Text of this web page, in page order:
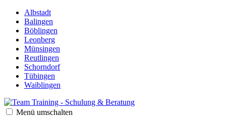
Albstadt
Balingen
Böblingen
Leonberg
Münsingen
Reutlingen
Schorndorf
Tübingen
Waiblingen
Menü umschalten